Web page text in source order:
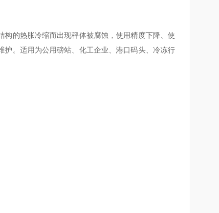
的热胀冷缩而出现秤体被腐蚀，使用精度下降、使
。适用为公用磅站、化工企业、港口码头、冷冻行